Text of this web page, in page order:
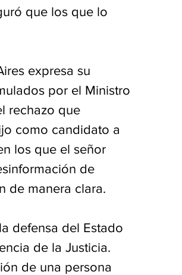
que los que lo
expresa su
por el Ministro
rechazo que
como candidato a
los que el señor
de
de manera clara.
defensa del Estado
de la Justicia.
de una persona